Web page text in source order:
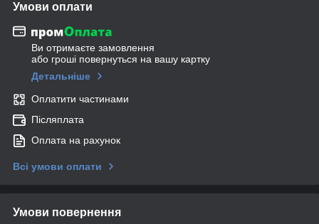
Умови оплати
Ви отримаєте замовлення
або гроші повернуться на вашу картку
Детальніше
Оплатити частинами
Післяплата
Оплата на рахунок
Всі умови оплати
Умови повернення